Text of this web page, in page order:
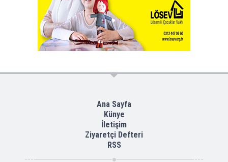
Ana Sayfa
Künye
İletişim
Ziyaretçi Defteri
RSS